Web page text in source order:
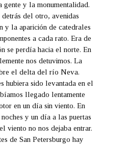
y la monumentalidad.
del otro, avenidas
y la aparición de catedrales
a cada rato. Era de
se perdía hacia el norte. En
nos detuvimos. La
el delta del río Neva.
hubiera sido levantada en el
llegado lentamente
en un día sin viento. En
y un día a las puertas
viento no nos dejaba entrar.
de San Petersburgo hay